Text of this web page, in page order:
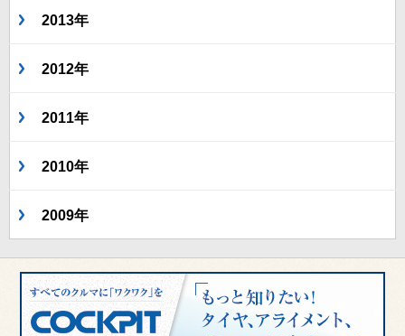
2013年
2012年
2011年
2010年
2009年